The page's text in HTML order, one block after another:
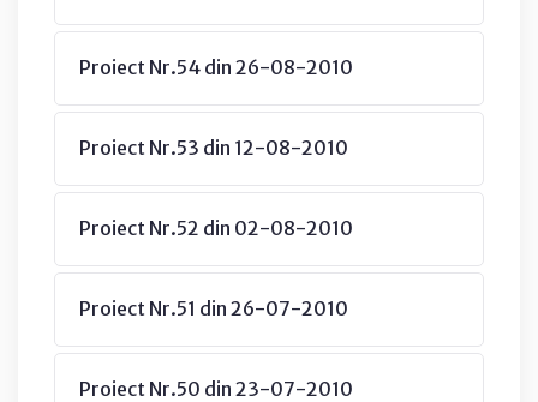
Proiect Nr.54 din 26-08-2010
Proiect Nr.53 din 12-08-2010
Proiect Nr.52 din 02-08-2010
Proiect Nr.51 din 26-07-2010
Proiect Nr.50 din 23-07-2010